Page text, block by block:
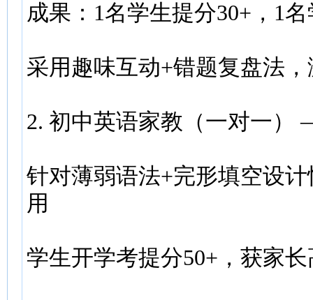
成果：1名学生提分30+，1
采用趣味互动+错题复盘法
2. 初中英语家教（一对一
针对薄弱语法+完形填空设
用
学生开学考提分50+，获家